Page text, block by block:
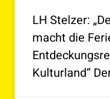
LH Stelzer:
macht die
Kulturland“